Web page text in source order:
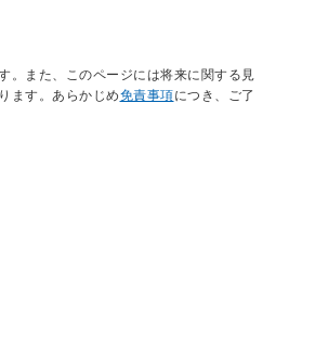
。また、このページには将来に関する見
ます。あらかじめ免責事項につき、ご了